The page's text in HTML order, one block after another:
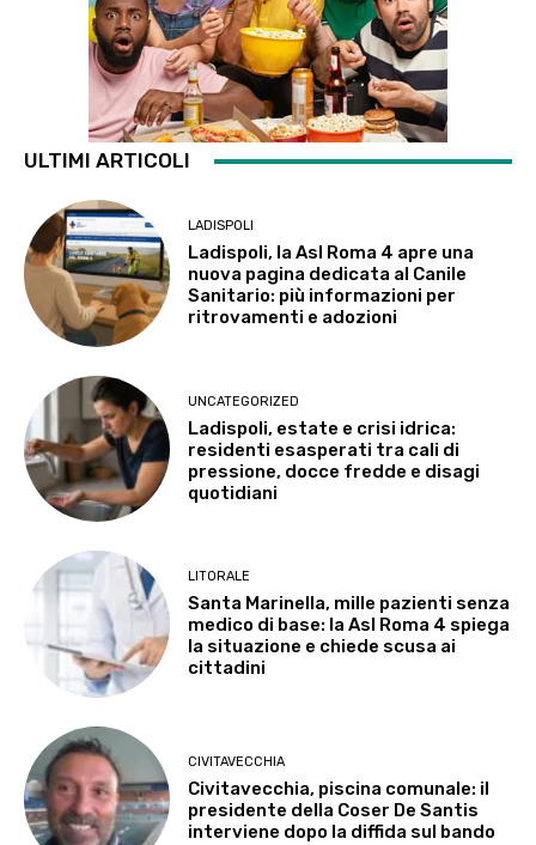
ULTIMI ARTICOLI
LADISPOLI
Ladispoli, la Asl Roma 4 apre una
nuova pagina dedicata al Canile
Sanitario: più informazioni per
ritrovamenti e adozioni
UNCATEGORIZED
Ladispoli, estate e crisi idrica:
residenti esasperati tra cali di
pressione, docce fredde e disagi
quotidiani
LITORALE
Santa Marinella, mille pazienti senza
medico di base: la Asl Roma 4 spiega
la situazione e chiede scusa ai
cittadini
CIVITAVECCHIA
Civitavecchia, piscina comunale: il
presidente della Coser De Santis
interviene dopo la diffida sul bando